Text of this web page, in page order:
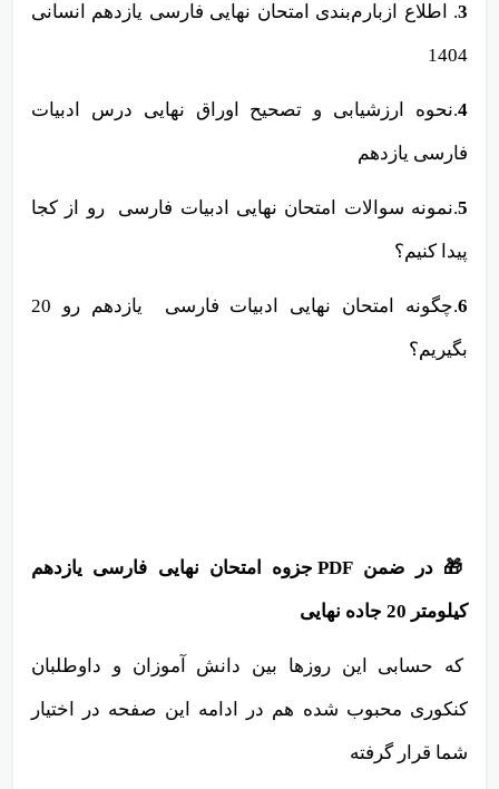
3. اطلاع ازبارم‌بندی امتحان نهایی فارسی یازدهم انسانی
1404
4.نحوه ارزشیابی و تصحیح اوراق نهایی درس ادبیات
فارسی یازدهم
5.‌نمونه سوالات امتحان نهایی ادبیات فارسی رو از کجا
پیدا کنیم؟
6 .چگونه امتحان نهایی ادبیات فارسی یازدهم رو 20
بگیریم؟
🎁 در ضمن PDF جزوه امتحان نهایی فارسی یازدهم
کیلومتر 20 جاده نهایی
که حسابی این روزها بین دانش آموزان و داوطلبان
کنکوری محبوب شده هم در ادامه این صفحه در اختیار
شما قرار گرفته